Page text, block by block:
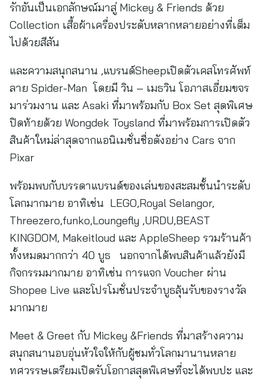
รักอันเป็นเอกลักษณ์มาสู่ Mickey & Friends ด้วย
Collection เสื้อผ้าเครื่องประดับหลากหลายอย่างที่เต็ม
ไปด้วยสีสัน
และความสนุกสนาน ,แบรนด์Sheepเปิดตัวเคสโทรศัพท์
ลาย Spider-Man โดยมี วิน – เมธวิน โอภาสเอี่ยมขจร
มาร่วมงาน และ Asaki ที่มาพร้อมกับ Box Set สุดพิเศษ
ปิดท้ายด้วย Wongdek Toysland ที่มาพร้อมการเปิดตัว
สินค้าใหม่ล่าสุดจากแอนิเมชั่นชื่อดังอย่าง Cars จาก
Pixar
พร้อมพบกับบรรดาแบรนด์ของเล่นของสะสมชั้นนำระดับ
โลกมากมาย อาทิเช่น LEGO,Royal Selangor,
Threezero,funko,Loungefly ,URDU,BEAST
KINGDOM, Makeitloud และ AppleSheep รวมร้านค้า
ทั้งหมดมากกว่า 40 บูธ นอกจากได้พบสินค้าแล้วยังมี
กิจกรรมมากมาย อาทิเช่น การแจก Voucher ผ่าน
Shopee Live และโปรโมชั่นประจำบูธลุ้นรับของรางวัล
มากมาย
Meet & Greet กับ Mickey &Friends ที่มาสร้างความ
สนุกสนานอบอุ่นหัวใจให้กับผู้ชมทั่วโลกมานานหลาย
ทศวรรษเตรียมเปิดรับโอกาสสุดพิเศษที่จะได้พบปะ และ